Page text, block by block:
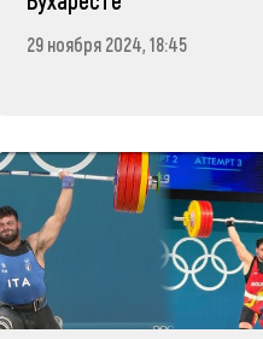
29 ноября 2024, 18:45